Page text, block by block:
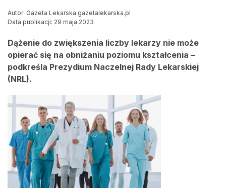
Autor: Gazeta Lekarska gazetalekarska.pl
Data publikacji: 29 maja 2023
Dążenie do zwiększenia liczby lekarzy nie może
opierać się na obniżaniu poziomu kształcenia –
podkreśla Prezydium Naczelnej Rady Lekarskiej
(NRL).